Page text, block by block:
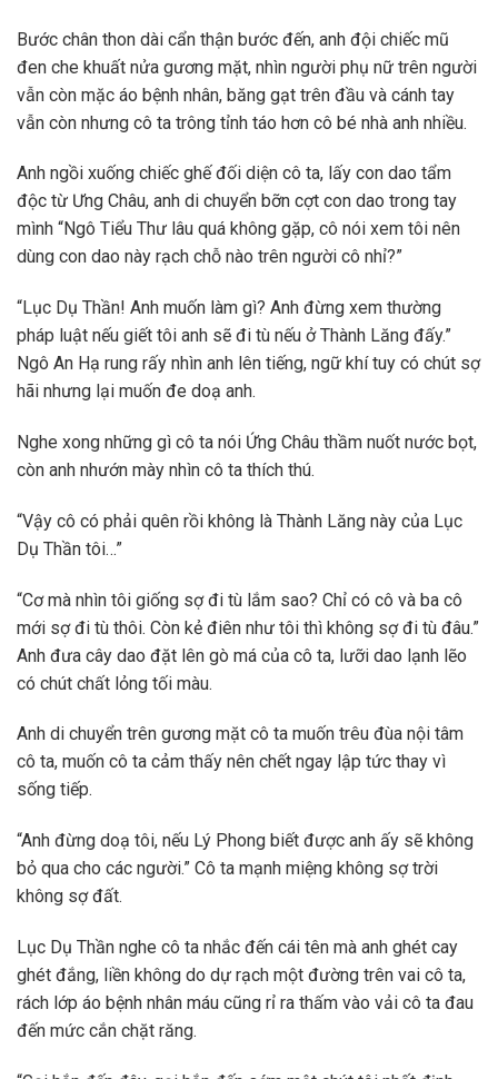
Bước chân thon dài cẩn thận bước đến, anh đội chiếc mũ
đen che khuất nửa gương mặt, nhìn người phụ nữ trên người
vẫn còn mặc áo bệnh nhân, băng gạt trên đầu và cánh tay
vẫn còn nhưng cô ta trông tỉnh táo hơn cô bé nhà anh nhiều.
Anh ngồi xuống chiếc ghế đối diện cô ta, lấy con dao tẩm
độc từ Ưng Châu, anh di chuyển bỡn cợt con dao trong tay
mình “Ngô Tiểu Thư lâu quá không gặp, cô nói xem tôi nên
dùng con dao này rạch chỗ nào trên người cô nhỉ?”
“Lục Dụ Thần! Anh muốn làm gì? Anh đừng xem thường
pháp luật nếu giết tôi anh sẽ đi tù nếu ở Thành Lăng đấy.”
Ngô An Hạ rung rấy nhìn anh lên tiếng, ngữ khí tuy có chút sợ
hãi nhưng lại muốn đe doạ anh.
Nghe xong những gì cô ta nói Ứng Châu thầm nuốt nước bọt,
còn anh nhướn mày nhìn cô ta thích thú.
“Vậy cô có phải quên rồi không là Thành Lăng này của Lục
Dụ Thần tôi…”
“Cơ mà nhìn tôi giống sợ đi tù lắm sao? Chỉ có cô và ba cô
mới sợ đi tù thôi. Còn kẻ điên như tôi thì không sợ đi tù đâu.”
Anh đưa cây dao đặt lên gò má của cô ta, lưỡi dao lạnh lẽo
có chút chất lỏng tối màu.
Anh di chuyển trên gương mặt cô ta muốn trêu đùa nội tâm
cô ta, muốn cô ta cảm thấy nên chết ngay lập tức thay vì
sống tiếp.
“Anh đừng doạ tôi, nếu Lý Phong biết được anh ấy sẽ không
bỏ qua cho các người.” Cô ta mạnh miệng không sợ trời
không sợ đất.
Lục Dụ Thần nghe cô ta nhắc đến cái tên mà anh ghét cay
ghét đắng, liền không do dự rạch một đường trên vai cô ta,
rách lớp áo bệnh nhân máu cũng rỉ ra thấm vào vải cô ta đau
đến mức cắn chặt răng.